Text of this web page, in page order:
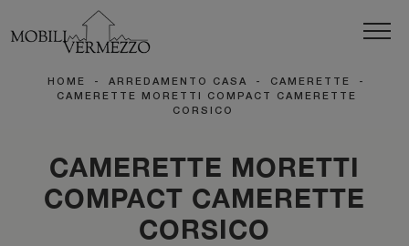
HOME - ARREDAMENTO CASA - CAMERETTE
-
CAMERETTE MORETTI COMPACT CAMERETTE
CORSICO
CAMERETTE MORETTI
COMPACT CAMERETTE
CORSICO